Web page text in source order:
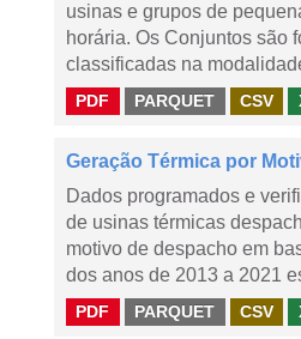
usinas e grupos de
horária. Os Conjuntos são
classificadas na
PDF PARQUET CSV
Geração Térmica por
Dados programados e
de usinas térmicas
motivo de despacho em
dos anos de 2013 a 2021
PDF PARQUET CSV